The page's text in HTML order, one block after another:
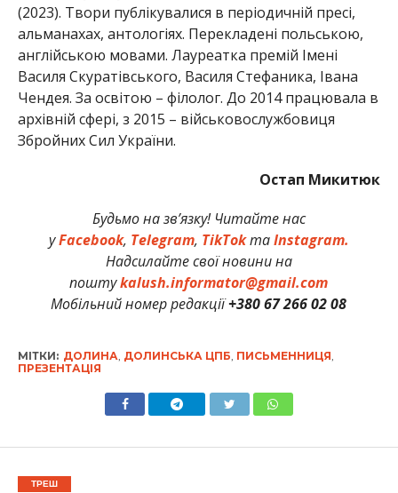
(2023). Твори публікувалися в періодичній пресі,
альманахах, антологіях. Перекладені польською,
англійською мовами. Лауреатка премій Імені
Василя Скуратівського, Василя Стефаника, Івана
Чендея. За освітою – філолог. До 2014 працювала в
архівній сфері, з 2015 – військовослужбовиця
Збройних Сил України.
Остап Микитюк
Будьмо на зв’язку! Читайте нас
уFacebook, Telegram, TikTokтаInstagram.
Надсилайте свої новини на
поштуkalush.informator@gmail.com
Мобільний номер редакції+380 67 266 02 08
МІТКИ: ДОЛИНА ДОЛИНСЬКА ЦПБ ПИСЬМЕННИЦЯ
ПРЕЗЕНТАЦІЯ
ТРЕШ